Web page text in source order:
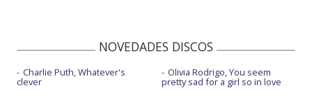
NOVEDADES DISCOS
Charlie Puth, Whatever's
clever
Olivia Rodrigo, You seem
pretty sad for a girl so in love